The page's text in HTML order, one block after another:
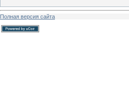
Полная версия сайта